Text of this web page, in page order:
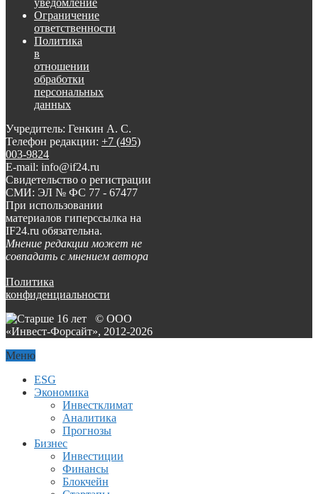
уведомление
Ограничение
ответственности
Политика
в
отношении
обработки
персональных
данных
Учредитель: Генкин А. С.
Телефон редакции: +7 (495)
003-9824
E-mail: info@if24.ru
Свидетельство о регистрации
СМИ: ЭЛ № ФС 77 - 67477
При использовании
материалов гиперссылка на
IF24.ru обязательна.
Мнение редакции может не
совпадать с мнением автора
Политика
конфиденциальности
© ООО
«Инвест-Форсайт», 2012-2026
Меню
ESG
Экономика
Инвестклимат
Аналитика
Прогнозы
Бизнес
Инвестиции
Финансы
Блокчейн